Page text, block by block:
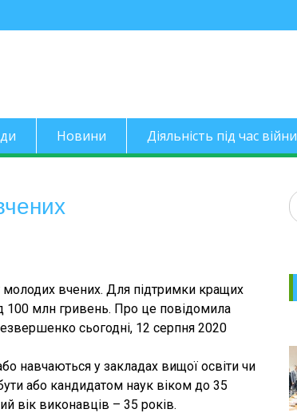
Новини Діяльність під час війни
молодих вчених. Для підтримки кращих
100 млн гривень. Про це повідомила
сьогодні, 12 серпня 2020
навчаються у закладах вищої освіти чи
або кандидатом наук віком до 35
вік виконавців – 35 років.